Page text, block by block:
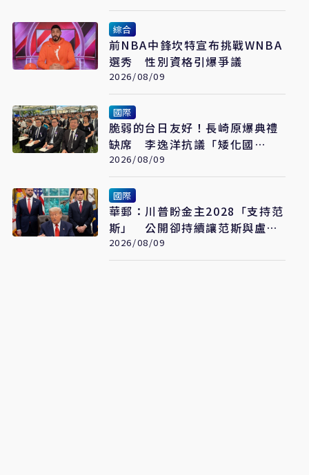
綜合
前NBA中鋒坎特宣布挑戰WNBA
選秀 性別資格引爆爭議
2026/08/09
國際
脆弱的台日友好！長崎原爆典禮
缺席 李逸洋抗議「矮化國
格」：日媒揭長崎特殊安排
2026/08/09
國際
華郵：川普盼金主2028「支持范
斯」 公開卻持續讓范斯與盧比
奧較勁接班
2026/08/09